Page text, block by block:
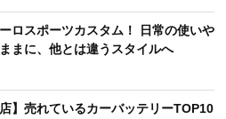
ロスポーツカスタム！ 日常の使いや
まに、他とは違うスタイルへ
店】売れているカーバッテリーTOP10